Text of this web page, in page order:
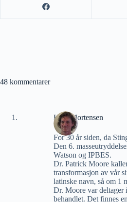
48 kommentarer
Ketil Mortensen
For 30 år siden, da
Den 6.
Watson og IPBES.
Dr. Patrick Moore
transformasjon av vår
latinske navn, så om 1
Dr. Moore var deltager
behandlet. Det finnes